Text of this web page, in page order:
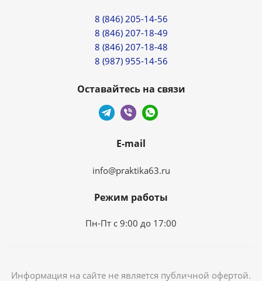
8 (846) 205-14-56
8 (846) 207-18-49
8 (846) 207-18-48
8 (987) 955-14-56
Оставайтесь на связи
E-mail
info@praktika63.ru
Режим работы
Пн-Пт с 9:00 до 17:00
Информация на сайте не является публичной офертой.